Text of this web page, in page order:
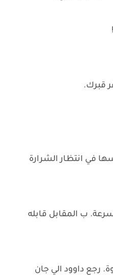
قبرك.
في انتظار الشرارة
ب المقابل قابله
رجع داوود الي جان